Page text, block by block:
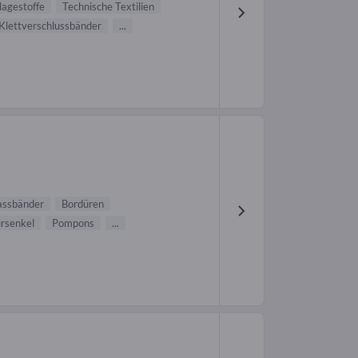
Technische Textilien
Klettverschlussbänder ...
Bordüren
Pompons ...